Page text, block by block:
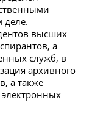
деле.
высших
а
служб, в
архивного
а также